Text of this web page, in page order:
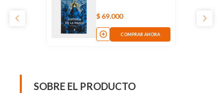
$ 69.000
COMPRAR AHORA
SOBRE EL PRODUCTO